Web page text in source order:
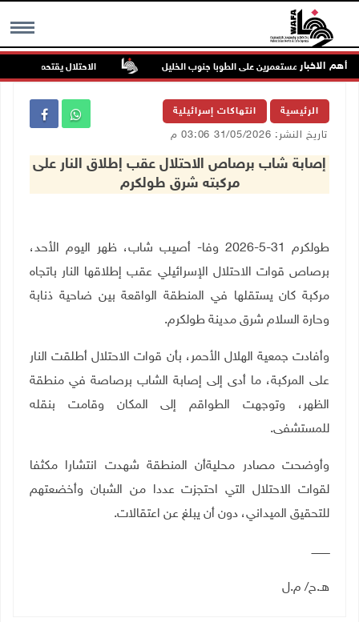
MENU أهم الاخبار
هجوم للمستعمرين على الطوبا جنوب الخليل الاحتلال يقتحم عورتا
الرئيسية انتهاكات إسرائيلية
تاريخ النشر: 31/05/2026 03:06 م
إصابة شاب برصاص الاحتلال عقب إطلاق النار على
مركبته شرق طولكرم
طولكرم 31-5-2026 وفا- أصيب شاب، ظهر اليوم الأحد،
برصاص قوات الاحتلال الإسرائيلي عقب إطلاقها النار باتجاه
مركبة كان يستقلها في المنطقة الواقعة بين ضاحية ذنابة
وحارة السلام شرق مدينة طولكرم.
وأفادت جمعية الهلال الأحمر، بأن قوات الاحتلال أطلقت النار
على المركبة، ما أدى إلى إصابة الشاب برصاصة في منطقة
الظهر، وتوجهت الطواقم إلى المكان وقامت بنقله
للمستشفى.
وأوضحت مصادر محليةأن المنطقة شهدت انتشارا مكثفا
لقوات الاحتلال التي احتجزت عددا من الشبان وأخضعتهم
للتحقيق الميداني، دون أن يبلغ عن اعتقالات.
ـــــــــــ
هـ.ح/ م.ل